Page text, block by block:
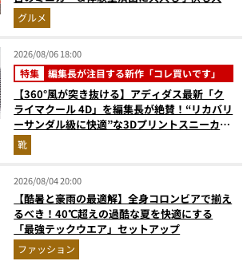
奮間違いなし
グルメ
2026/08/06 18:00
特集 編集長が注目する新作「コレ買いです」
【360°風が突き抜ける】アディダス最新「ク
ライマクール 4D」を編集長が絶賛！“リカバリ
ーサンダル級に快適”な3Dプリントスニーカー
『コレ買いです』Vol.173
靴
2026/08/04 20:00
【酷暑と豪雨の最適解】全身コロンビアで揃え
るべき！40℃超えの過酷な夏を快適にする
「最強テックウエア」セットアップ
ファッション